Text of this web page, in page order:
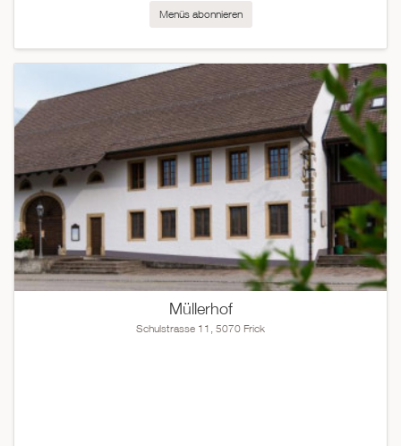
Menüs abonnieren
Müllerhof
Schulstrasse 11, 5070 Frick